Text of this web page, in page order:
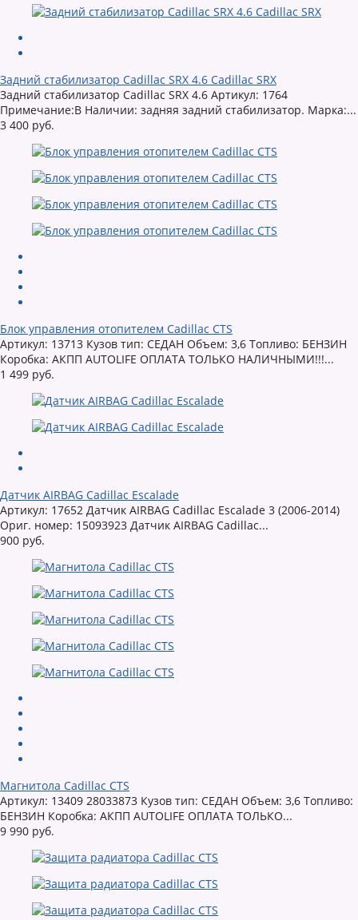
Задний стабилизатор Cadillac SRX 4.6 Cadillac SRX
Задний стабилизатор Cadillac SRX 4.6 Артикул: 1764
Примечание:В Наличии: задняя задний стабилизатор. Марка:...
3 400 руб.
Блок управления отопителем Cadillac CTS
Артикул: 13713 Кузов тип: СЕДАН Объем: 3,6 Топливо: БЕНЗИН
Коробка: АКПП AUTOLIFE ОПЛАТА ТОЛЬКО НАЛИЧНЫМИ!!!...
1 499 руб.
Датчик AIRBAG Cadillac Escalade
Артикул: 17652 Датчик AIRBAG Cadillac Escalade 3 (2006-2014)
Ориг. номер: 15093923 Датчик AIRBAG Cadillac...
900 руб.
Магнитола Cadillac CTS
Артикул: 13409 28033873 Кузов тип: СЕДАН Объем: 3,6 Топливо:
БЕНЗИН Коробка: АКПП AUTOLIFE ОПЛАТА ТОЛЬКО...
9 990 руб.